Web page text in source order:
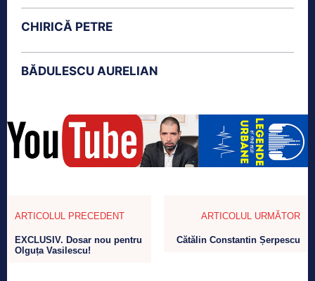
CHIRICĂ PETRE
BĂDULESCU AURELIAN
ARTICOLUL PRECEDENT
EXCLUSIV. Dosar nou pentru
Olguța Vasilescu!
ARTICOLUL URMĂTOR
Cătălin Constantin Șerpescu